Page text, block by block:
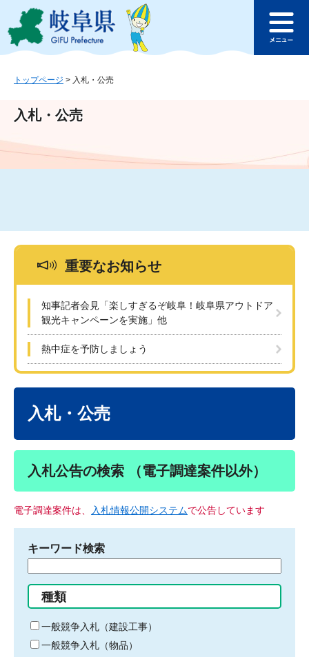
ジ
ュ
文
このページの本文へ
ュ
トップページ > 入札・公売
入札・公売
重要なお知らせ
知事記者会見「楽しすぎるぞ岐阜！岐阜県アウトドア
観光キャンペーンを実施」他
熱中症を予防しましょう
入札・公売
入札公告の検索 （電子調達案件以外）
電子調達案件は、 入札情報公開システムで公告しています
キーワード検索
る
キ
ー
ワ
種類
一般競争入札（建設工事）
一般競争入札（物品）